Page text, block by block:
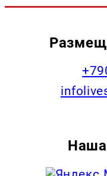
Наша